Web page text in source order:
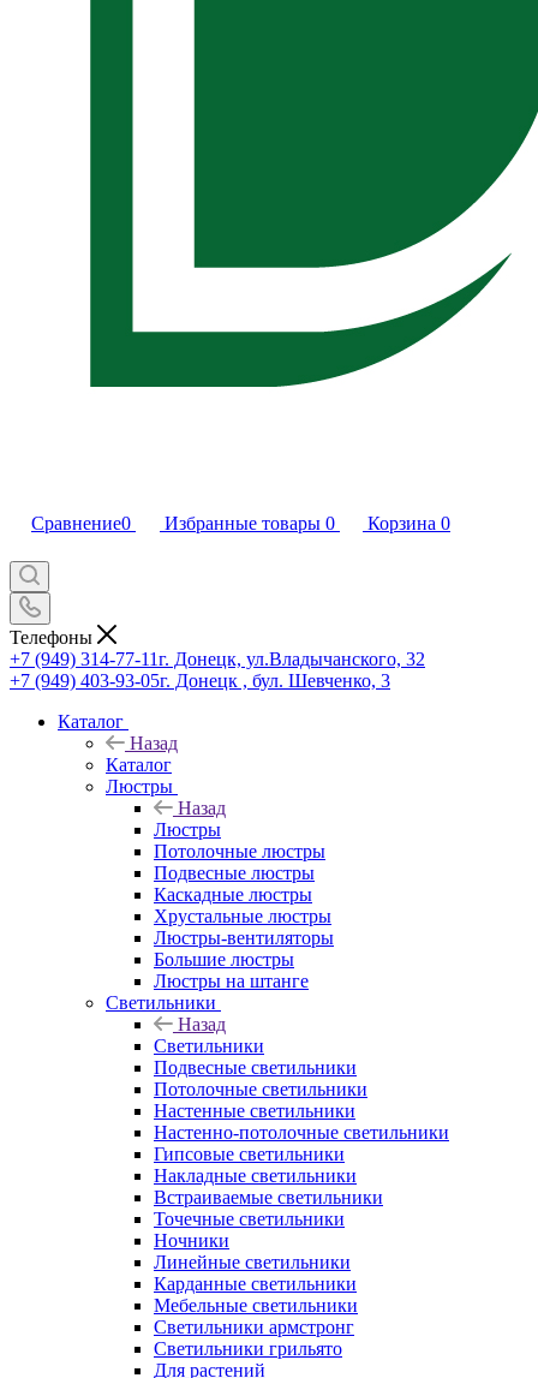
Сравнение0 Избранные товары 0 Корзина 0
Телефоны
+7 (949) 314-77-11г. Донецк, ул.Владычанского, 32
+7 (949) 403-93-05г. Донецк , бул. Шевченко, 3
Каталог
Назад
Каталог
Люстры
Назад
Люстры
Потолочные люстры
Подвесные люстры
Каскадные люстры
Хрустальные люстры
Люстры-вентиляторы
Большие люстры
Люстры на штанге
Светильники
Назад
Светильники
Подвесные светильники
Потолочные светильники
Настенные светильники
Настенно-потолочные светильники
Гипсовые светильники
Накладные светильники
Встраиваемые светильники
Точечные светильники
Ночники
Линейные светильники
Карданные светильники
Мебельные светильники
Светильники армстронг
Светильники грильято
Для растений